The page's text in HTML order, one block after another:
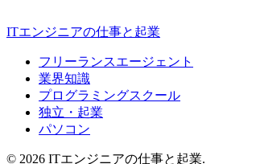
ITエンジニアの仕事と起業
フリーランスエージェント
業界知識
プログラミングスクール
独立・起業
パソコン
© 2026 ITエンジニアの仕事と起業.